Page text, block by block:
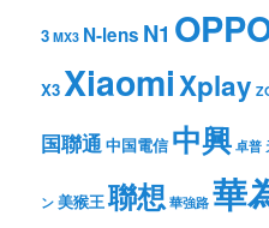
3 MX3 N-lens N1
X3XiaomiXplay
国聯通中国電信 中興 卓普
ン 美猴王聯想 華強路 華